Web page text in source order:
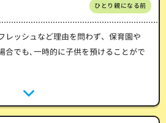
ひとり親になる前
レッシュなど理由を問わず、保育園や
合でも､一時的に子供を預けることがで